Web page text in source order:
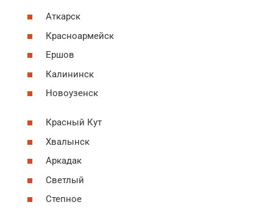
Аткарск
Красноармейск
Ершов
Калининск
Новоузенск
Красный Кут
Хвалынск
Аркадак
Светлый
Степное